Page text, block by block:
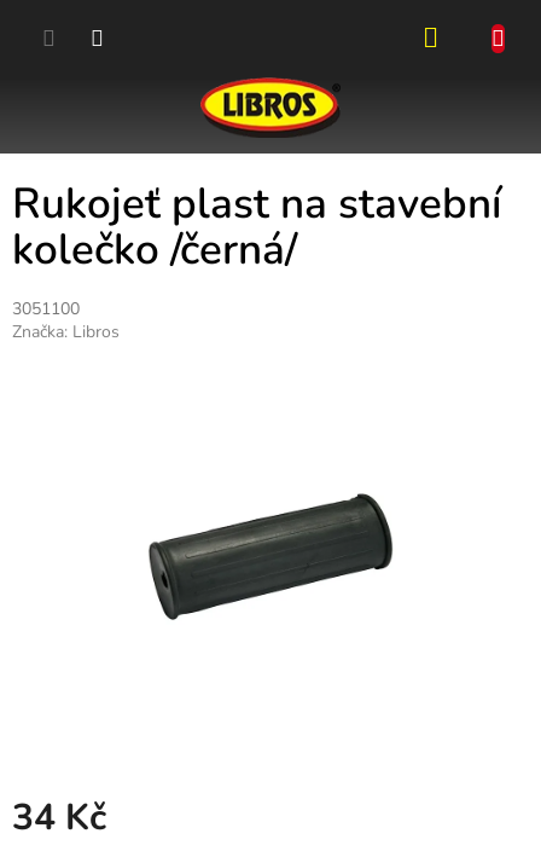
Rukojeť plast na stavební
kolečko /černá/
3051100
Značka: Libros
34 Kč